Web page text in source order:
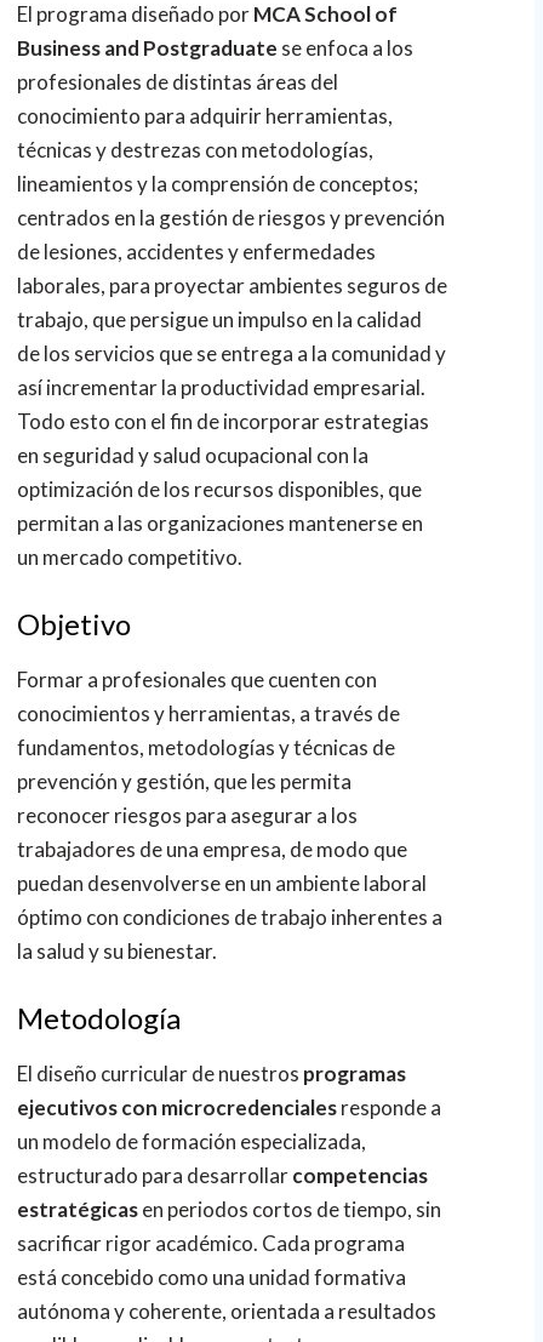
El programa diseñado porMCA School of
Business and Postgraduate se enfoca a los
profesionales de distintas áreas del
conocimiento para adquirir herramientas,
técnicas y destrezas con metodologías,
lineamientos y la comprensión de conceptos;
centrados en la gestión de riesgos y prevención
de lesiones, accidentes y enfermedades
laborales, para proyectar ambientes seguros de
trabajo, que persigue un impulso en la calidad
de los servicios que se entrega a la comunidad y
así incrementar la productividad empresarial.
Todo esto con el fin de incorporar estrategias
en seguridad y salud ocupacional con la
optimización de los recursos disponibles, que
permitan a las organizaciones mantenerse en
un mercado competitivo.
Objetivo
Formar a profesionales que cuenten con
conocimientos y herramientas, a través de
fundamentos, metodologías y técnicas de
prevención y gestión, que les permita
reconocer riesgos para asegurar a los
trabajadores de una empresa, de modo que
puedan desenvolverse en un ambiente laboral
óptimo con condiciones de trabajo inherentes a
la salud y su bienestar.
Metodología
El diseño curricular de nuestros programas
ejecutivos con microcredencialesresponde a
un modelo de formación especializada,
estructurado para desarrollarcompetencias
estratégicasen periodos cortos de tiempo, sin
sacrificar rigor académico. Cada programa
está concebido como una unidad formativa
autónoma y coherente, orientada a resultados